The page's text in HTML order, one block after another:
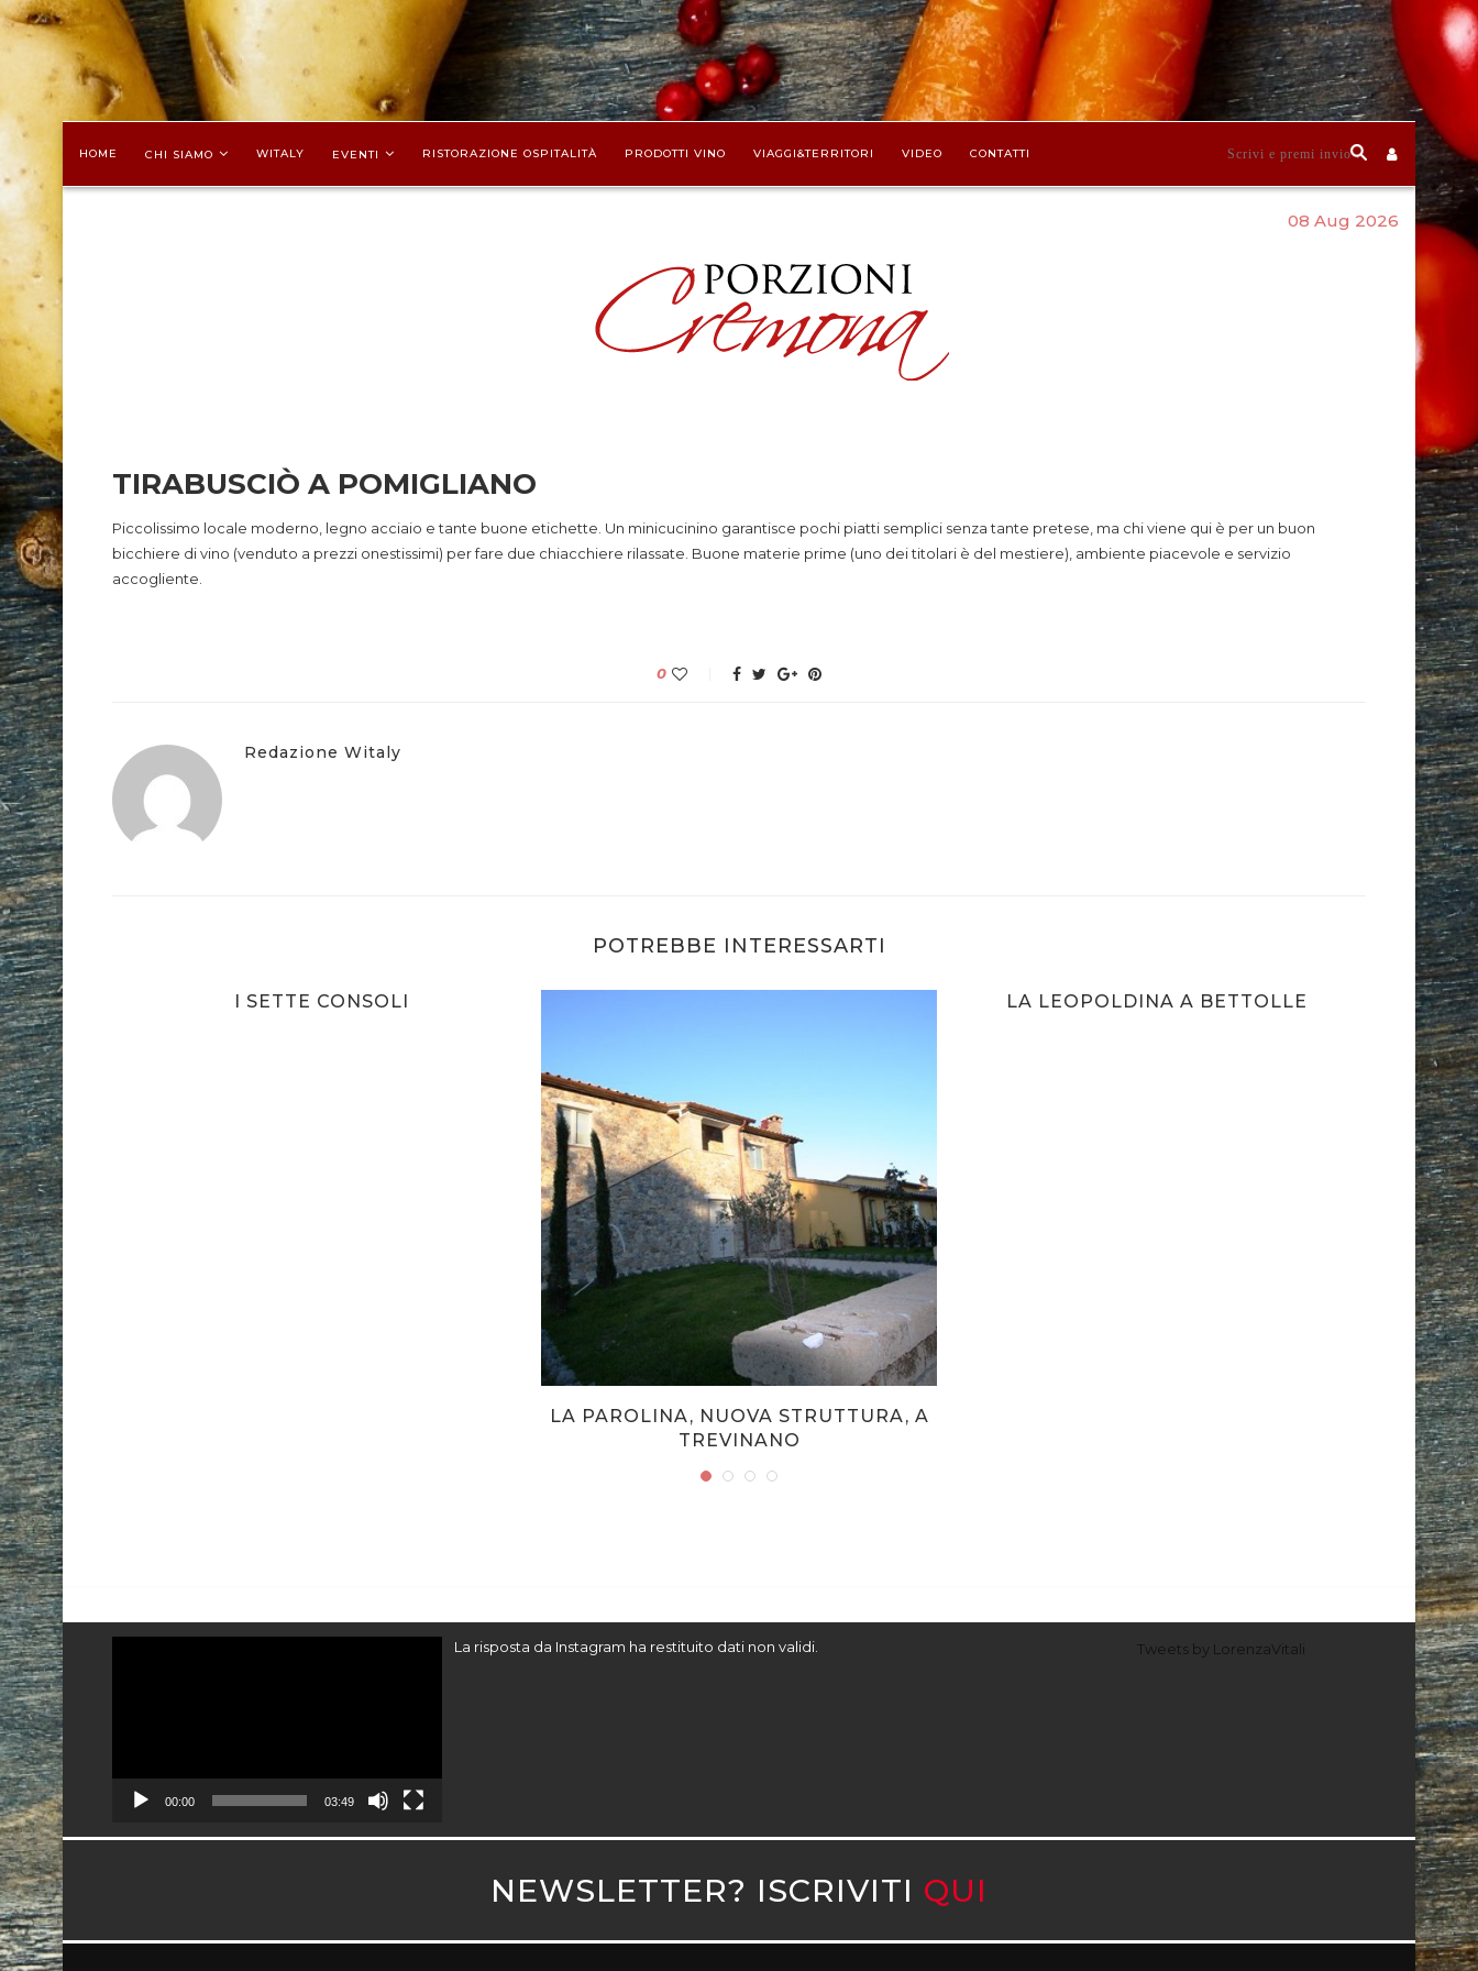
HOME CHI SIAMO WITALY EVENTI RISTORAZIONE OSPITALITÀ PRODOTTI VINO VIAGGI&TERRITORI VIDEO CONTATTI
08 Aug 2026
TIRABUSCIÒ A POMIGLIANO
Piccolissimo locale moderno, legno acciaio e tante buone etichette. Un minicucinino garantisce pochi piatti semplici senza tante pretese, ma chi viene qui è per un buon
bicchiere di vino (venduto a prezzi onestissimi) per fare due chiacchiere rilassate. Buone materie prime (uno dei titolari è del mestiere), ambiente piacevole e servizio
accogliente.
0
Redazione Witaly
POTREBBE INTERESSARTI
I SETTE CONSOLI
LA PAROLINA, NUOVA STRUTTURA, A
TREVINANO
LA LEOPOLDINA A BETTOLLE
00:00 03:49
La risposta da Instagram ha restituito dati non validi. Tweets by LorenzaVitali
NEWSLETTER? ISCRIVITI QUI